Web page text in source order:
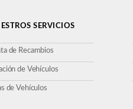
SERVICIOS
de Recambios
de Vehículos
de Vehículos